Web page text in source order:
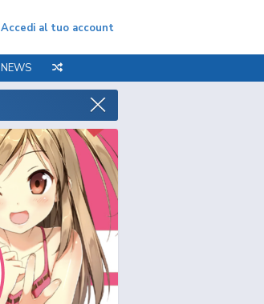
Accedi al tuo account
NEWS